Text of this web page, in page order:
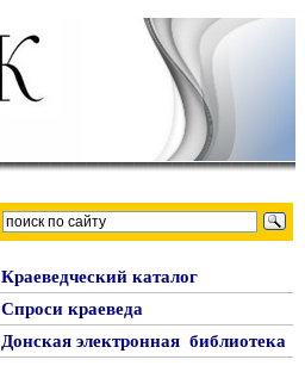
Краеведческий каталог
Спроси краеведа
Донская электронная библиотека